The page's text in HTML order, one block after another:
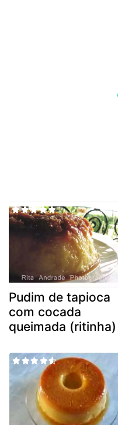
Pudim de tapioca
com cocada
queimada (ritinha)